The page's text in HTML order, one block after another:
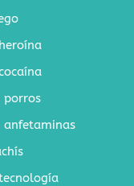
porros
anfetaminas